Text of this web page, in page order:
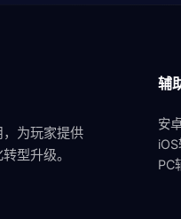
为玩家提供
型升级。
辅
安
PC